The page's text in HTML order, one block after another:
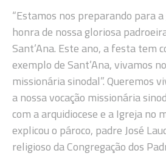
“Estamos nos preparando para
honra de nossa gloriosa
Sant’Ana. Este ano, a festa tem
exemplo de Sant’Ana, vivamos
missionária sinodal”. Queremos
a nossa vocação missionária
com a arquidiocese e a Igreja no
explicou o pároco, padre José
religioso da Congregação dos